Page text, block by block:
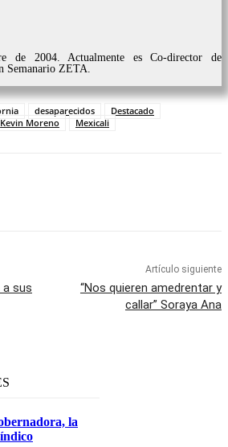
de 2004. Actualmente es Co-director de
Semanario ZETA.
desaparecidos
Destacado
Kevin Moreno Mexicali
a sus
Artículo siguiente
“Nos quieren amedrentar y
callar” Soraya Ana
la